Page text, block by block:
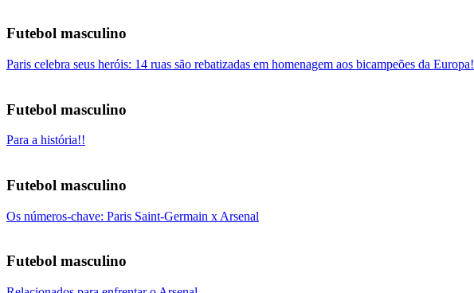
Futebol masculino
Paris celebra seus heróis: 14 ruas são rebatizadas em homenagem aos bicampeões da Europa!
Futebol masculino
Para a história!!
Futebol masculino
Os números-chave: Paris Saint-Germain x Arsenal
Futebol masculino